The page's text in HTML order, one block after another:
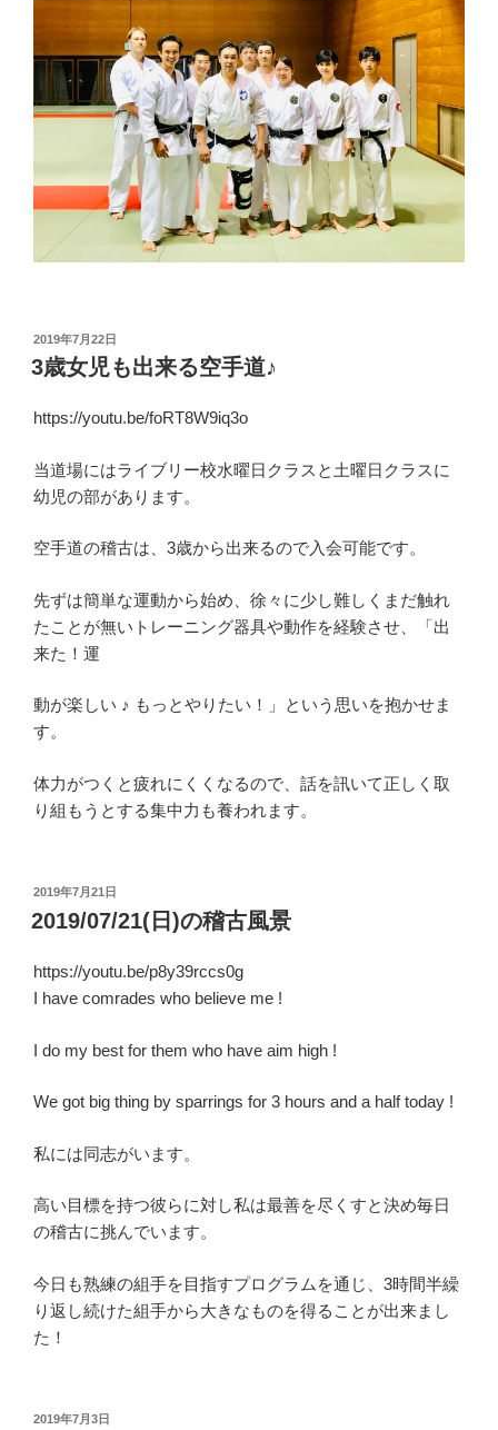
投
稿
日:
2019年7月22日
3歳女児も出来る空手道♪
https://youtu.be/foRT8W9iq3o
当道場にはライブリー校水曜日クラスと土曜日クラスに
幼児の部があります。
空手道の稽古は、3歳から出来るので入会可能です。
先ずは簡単な運動から始め、徐々に少し難しくまだ触れ
たことが無いトレーニング器具や動作を経験させ、「出
来た！運
動が楽しい ♪ もっとやりたい！」という思いを抱かせま
す。
体力がつくと疲れにくくなるので、話を訊いて正しく取
り組もうとする集中力も養われます。
投
稿
日:
2019年7月21日
2019/07/21(日)の稽古風景
https://youtu.be/p8y39rccs0g
I have comrades who believe me !
I do my best for them who have aim high !
We got big thing by sparrings for 3 hours and a half today !
私には同志がいます。
高い目標を持つ彼らに対し私は最善を尽くすと決め毎日
の稽古に挑んでいます。
今日も熟練の組手を目指すプログラムを通じ、3時間半繰
り返し続けた組手から大きなものを得ることが出来まし
た！
投
2019年7月3日